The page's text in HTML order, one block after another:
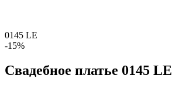
0145 LE
-15%
Свадебное платье 0145 LE